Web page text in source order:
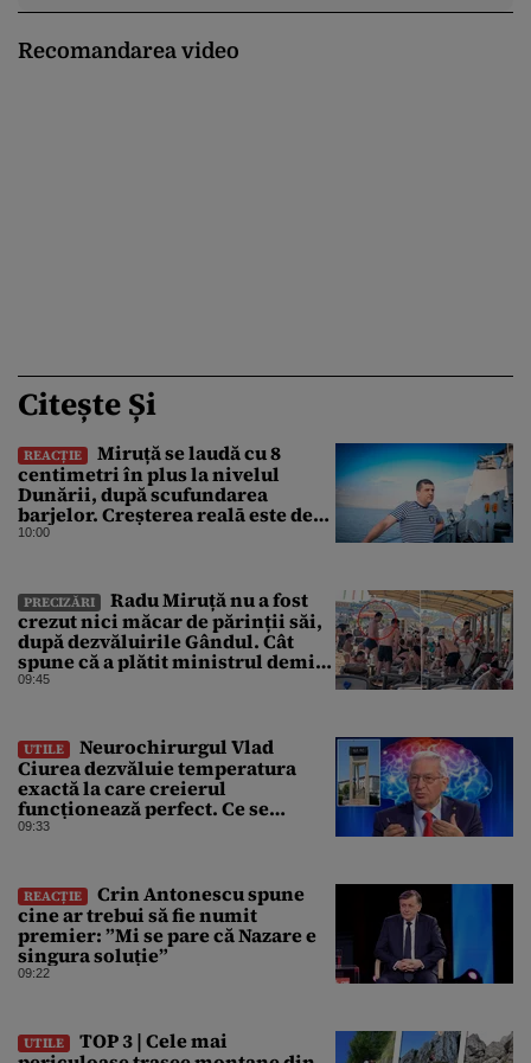
Recomandarea video
Citește Și
REACȚIE
Miruță se laudă cu 8
centimetri în plus la nivelul
Dunării, după scufundarea
barjelor. Creșterea realā este de
doar 4 centimetri
10:00
PRECIZĂRI
Radu Miruță nu a fost
crezut nici măcar de părinții săi,
după dezvăluirile Gândul. Cât
spune că a plătit ministrul demis
pentru vacanța la 5 stele în Turcia
09:45
UTILE
Neurochirurgul Vlad
Ciurea dezvăluie temperatura
exactă la care creierul
funcționează perfect. Ce se
întâmplă când afară sunt peste 35
09:33
REACȚIE
Crin Antonescu spune
cine ar trebui să fie numit
premier: ”Mi se pare că Nazare e
singura soluție”
09:22
UTILE
TOP 3 | Cele mai